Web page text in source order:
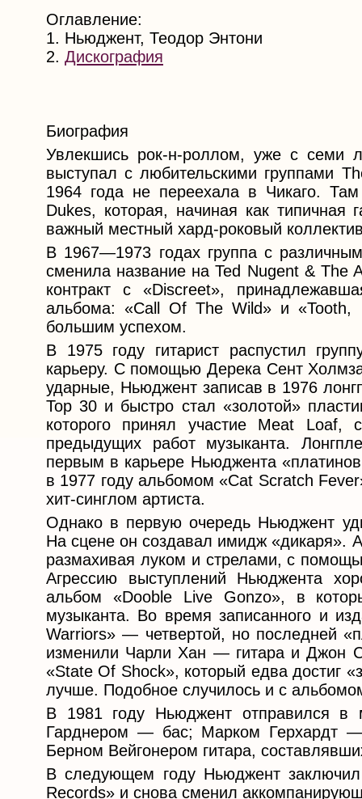
Оглавление:
1. Ньюджент, Теодор Энтони
2. Дискография
Биография
Увлекшись рок-н-роллом, уже с семи
выступал с любительскими группами
1964 года не переехала в Чикаго.
Dukes, которая, начиная как типичная
важный местный хард-роковый
В 1967—1973 годах группа с
сменила название на Ted Nugent & The
контракт с «Discreet»,
альбома: «Call Of The Wild» и «Tooth,
большим успехом.
В 1975 году гитарист распустил
карьеру. С помощью Дерека Сент
ударные, Ньюджент записав в 1976
Тор 30 и быстро стал «золотой»
которого принял участие Meat Loaf,
предыдущих работ музыканта.
первым в карьере Ньюджента
в 1977 году альбомом «Cat Scratch
хит-синглом артиста.
Однако в первую очередь Ньюджент
На сцене он создавал имидж «дикаря».
размахивая луком и стрелами, с
Агрессию выступлений Ньюджента
альбом «Dooble Live Gonzo», в
музыканта. Во время записанного и
Warriors» — четвертой, но последней
изменили Чарли Хан — гитара и Джон
«State Of Shock», который едва достиг
лучше. Подобное случилось и с
В 1981 году Ньюджент отправился в
Гарднером — бас; Марком Герхардт
Берном Вейгонером гитара,
В следующем году Ньюджент
Records» и снова сменил